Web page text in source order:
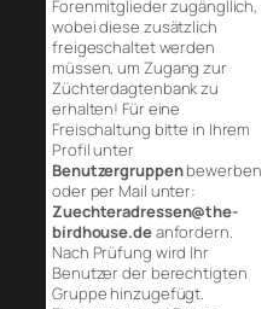
Forenmitglieder zugängllich,
wobei diese zusätzlich
freigeschaltet werden
müssen, um Zugang zur
Züchterdagtenbank zu
erhalten! Für eine
Freischaltung bitte in Ihrem
Profil unter
Benutzergruppenbewerben
oder per Mail unter:
Zuechteradressen@the-
birdhouse.deanfordern.
Nach Prüfung wird Ihr
Benutzer der berechtigten
Gruppe hinzugefügt.